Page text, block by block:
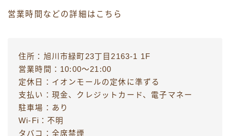
営業時間などの詳細はこちら
住所：旭川市緑町23丁目2163-1 1F
営業時間：10:00〜21:00
定休日：イオンモールの定休に準ずる
支払い：現金、クレジットカード、電子マネー
駐車場：あり
Wi-Fi：不明
タバコ：全席禁煙